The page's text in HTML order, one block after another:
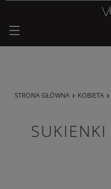
EXTRA SUMMER SALE
STRONA GŁÓWNA KOBIETA